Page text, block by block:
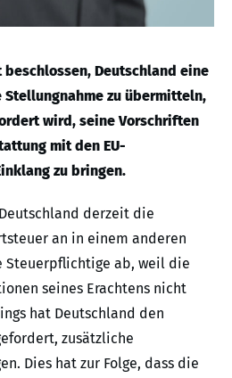
beschlossen, Deutschland eine
Stellungnahme zu übermitteln,
wird, seine Vorschriften
mit den EU-
zu bringen.
derzeit die
an in einem anderen
Steuerpflichtige ab, weil die
seines Erachtens nicht
hat Deutschland den
zusätzliche
Dies hat zur Folge, dass die